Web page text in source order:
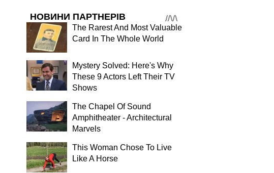
НОВИНИ ПАРТНЕРІВ
The Rarest And Most Valuable
Card In The Whole World
Mystery Solved: Here's Why
These 9 Actors Left Their TV
Shows
The Chapel Of Sound
Amphitheater - Architectural
Marvels
This Woman Chose To Live
Like A Horse